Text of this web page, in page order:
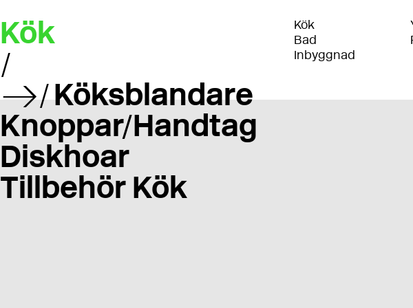
Kök
Köksblandare
Knoppar/Handtag
Diskhoar
Tillbehör Kök
Kök
Bad
Inbyggnad